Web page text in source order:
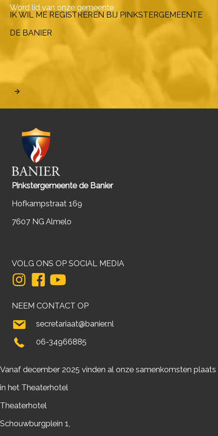
Word lid van onze gemeente
IK WIL ME REGISTREREN BIJ PINKSTERGEMEENTE
DE BANIER
Pinkstergemeente de Banier
Hofkampstraat 169
7607 NG Almelo
VOLG ONS OP SOCIAL MEDIA
NEEM CONTACT OP
secretariaat@banier.nl
06-34966885
Vanaf december 2025 vinden al onze samenkomsten plaats
in het Theaterhotel
Theaterhotel
Schouwburgplein 1,